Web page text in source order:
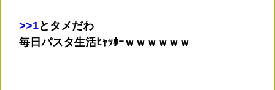
>>1とタメだわ
毎日パスタ生活ﾋｬｯﾎｰｗｗｗｗｗｗ